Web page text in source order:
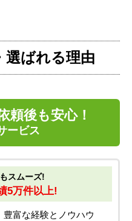
選ばれる理由
頼後も安心！
ービス
スムーズ!
5万件以上!
富な経験とノウハウ